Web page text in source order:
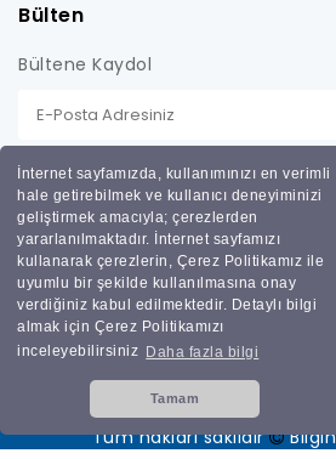
İnternet sayfamızda, kullanımınızı en verimli
hale getirebilmek ve kullanıcı deneyiminizi
geliştirmek amacıyla; çerezlerden
yararlanılmaktadır. İnternet sayfamızı
kullanarak çerezlerin, Çerez Politikamız ile
uyumlu bir şekilde kullanılmasına onay
verdiğiniz kabul edilmektedir. Detaylı bilgi
almak için Çerez Politikamızı
inceleyebilirsiniz Daha fazla bilgi
Tamam
Bülten
Bültene Kaydol
Tüm hakları saklıdır